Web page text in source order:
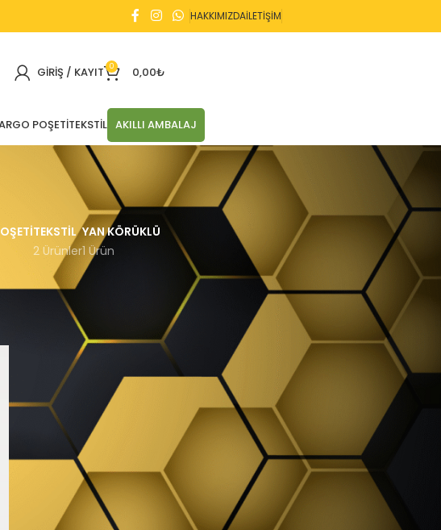
HAKKIMIZDAİLETİŞİM
GIRIŞ / KAYIT 0 0,00₺
POŞETITEKSTIL AKILLI AMBALAJ
TEKSTIL
2 Ürünler
YAN KÖRÜKLÜ
1 Ürün
2 sonucun tümü gösteriliyor